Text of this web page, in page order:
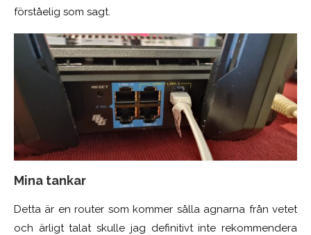
förståelig som sagt.
Mina tankar
Detta är en router som kommer sålla agnarna från vetet
och ärligt talat skulle jag definitivt inte rekommendera